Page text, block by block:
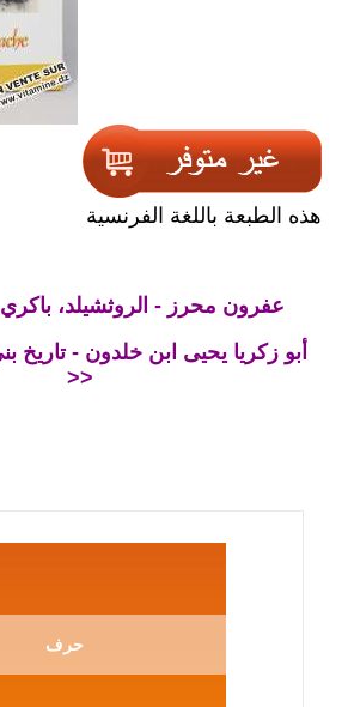
هذه الطبعة باللغة الفرنسية
<< عفرون محرز - الروثشيلد،
أبو زكريا يحيى ابن خلدون - تاريخ
>>
حرف